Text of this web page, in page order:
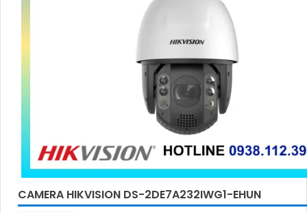
CAMERA HIKVISION DS-2DE7A232IWG1-EHUN